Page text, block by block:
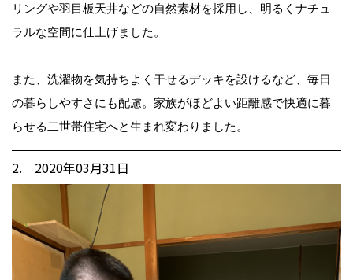
リングや羽目板天井などの自然素材を採用し、明るくナチュ
ラルな空間に仕上げました。
また、洗濯物を気持ちよく干せるデッキを設けるなど、毎日
の暮らしやすさにも配慮。家族がほどよい距離感で快適に暮
らせる二世帯住宅へと生まれ変わりました。
2. 2020年03月31日